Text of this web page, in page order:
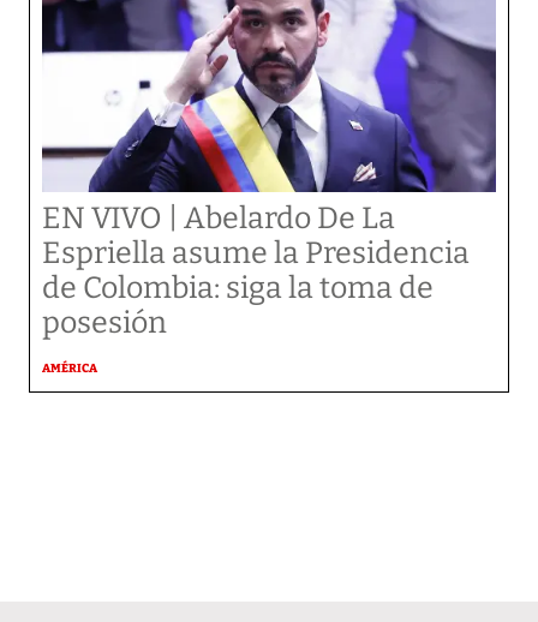
EN VIVO | Abelardo De La
Espriella asume la Presidencia
de Colombia: siga la toma de
posesión
AMÉRICA